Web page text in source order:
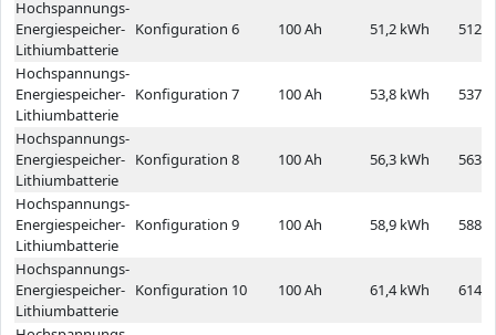
Hochspannungs-
Energiespeicher-
Lithiumbatterie
Konfiguration 6 100 Ah 51,2 kWh 512,0
Hochspannungs-
Energiespeicher-
Lithiumbatterie
Konfiguration 7 100 Ah 53,8 kWh 537,6
Hochspannungs-
Energiespeicher-
Lithiumbatterie
Konfiguration 8 100 Ah 56,3 kWh 563,2
Hochspannungs-
Energiespeicher-
Lithiumbatterie
Konfiguration 9 100 Ah 58,9 kWh 588,8
Hochspannungs-
Energiespeicher-
Lithiumbatterie
Konfiguration 10 100 Ah 61,4 kWh 614,4